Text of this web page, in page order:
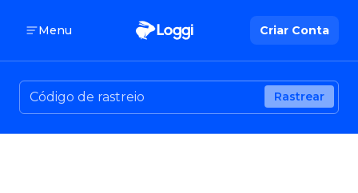
Menu Criar Conta
Rastrear